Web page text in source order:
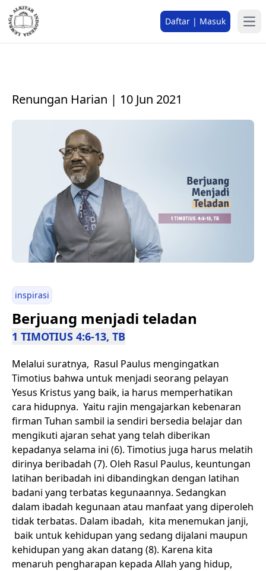
Daftar | Masuk
Renungan Harian | 10 Jun 2021
inspirasi
Berjuang menjadi teladan
1 TIMOTIUS 4:6-13, TB
Melalui suratnya, Rasul Paulus mengingatkan
Timotius bahwa untuk menjadi seorang pelayan
Yesus Kristus yang baik, ia harus memperhatikan
cara hidupnya. Yaitu rajin mengajarkan kebenaran
firman Tuhan sambil ia sendiri bersedia belajar dan
mengikuti ajaran sehat yang telah diberikan
kepadanya selama ini (6). Timotius juga harus melatih
dirinya beribadah (7). Oleh Rasul Paulus, keuntungan
latihan beribadah ini dibandingkan dengan latihan
badani yang terbatas kegunaannya. Sedangkan
dalam ibadah kegunaan atau manfaat yang diperoleh
tidak terbatas. Dalam ibadah, kita menemukan janji,
baik untuk kehidupan yang sedang dijalani maupun
kehidupan yang akan datang (8). Karena kita
menaruh pengharapan kepada Allah yang hidup,